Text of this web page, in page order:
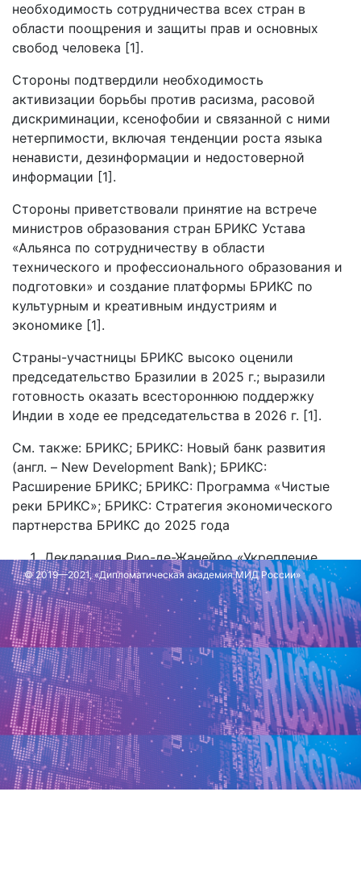
необходимость сотрудничества всех стран в
области поощрения и защиты прав и основных
свобод человека [1].
Стороны подтвердили необходимость
активизации борьбы против расизма, расовой
дискриминации, ксенофобии и связанной с ними
нетерпимости, включая тенденции роста языка
ненависти, дезинформации и недостоверной
информации [1].
Стороны приветствовали принятие на встрече
министров образования стран БРИКС Устава
«Альянса по сотрудничеству в области
технического и профессионального образования и
подготовки» и создание платформы БРИКС по
культурным и креативным индустриям и
экономике [1].
Страны-участницы БРИКС высоко оценили
председательство Бразилии в 2025 г.; выразили
готовность оказать всестороннюю поддержку
Индии в ходе ее председательства в 2026 г. [1].
См. также: БРИКС; БРИКС: Новый банк развития
(англ. – New Development Bank); БРИКС:
Расширение БРИКС; БРИКС: Программа «Чистые
реки БРИКС»; БРИКС: Стратегия экономического
партнерства БРИКС до 2025 года
Декларация Рио-де-Жанейро «Укрепление
сотрудничества Глобального Юга для более
инклюзивного и устойчивого управления» //
Президент России: [сайт]. - URL:
http://static.kremlin.ru/media/events/files/ru/
Обновлено: 14 июля 2025 г.
© 2019—2021, «Дипломатическая академия МИД России»